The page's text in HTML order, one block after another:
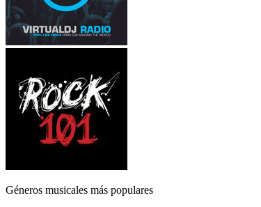
Géneros musicales más populares